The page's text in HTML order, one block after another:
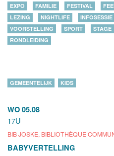
EXPO
FAMILIE FESTIVAL
LEZING
NIGHTLIFE INFOSESSIE
VOORSTELLING
SPORT STAGE
RONDLEIDING
WO 05.08
17U
BIB JOSKE, BIBLIOTHÈQUE
GEMEENTELIJK KIDS
BABYVERTELLING